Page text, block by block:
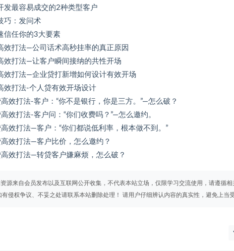
发最容易成交的2种类型客户
巧：发问术
信任你的3大要素
效打法—公司话术高秒挂率的真正原因
效打法—让客户瞬间接纳的共性开场
效打法—企业贷打新增如何设计有效开场
效打法-个人贷有效开场设计
效打法-客户：“你不是银行，你是三方。”—怎么破？
效打法-客户问：“你们收费吗？”—怎么邀约。
效打法—客户：“你们都说低利率，根本做不到。”
效打法—客户比价，怎么邀约？
效打法—转贷客户嫌麻烦，怎么破？
源来自会员发布以及互联网公开收集，不代表本站立场，仅限学习交流使用，请遵循
有侵权争议、不妥之处请联系本站删除处理！ 请用户仔细辨认内容的真实性，避免上当